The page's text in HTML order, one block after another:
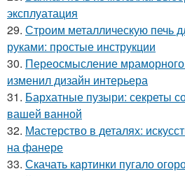
эксплуатация
29. Строим металлическую печь
руками: простые инструкции
30. Переосмысление мраморного
изменил дизайн интерьера
31. Бархатные пузыри: секреты
вашей ванной
32. Мастерство в деталях:
на фанере
33. Скачать картинки пугало